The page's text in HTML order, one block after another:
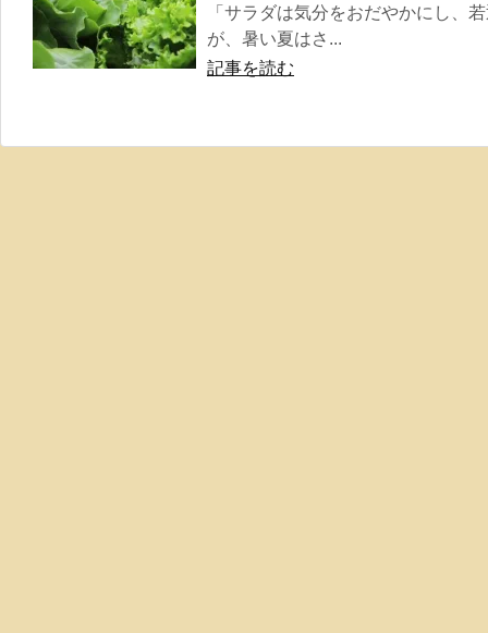
「サラダは気分をおだやかにし、
が、暑い夏はさ...
記事を読む